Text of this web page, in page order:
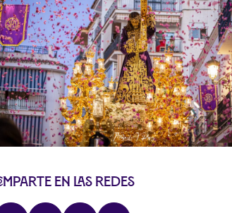
en las redes